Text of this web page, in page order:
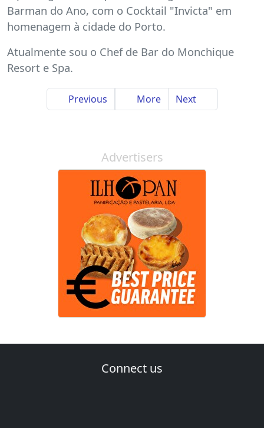
Barman do Ano, com o Cocktail "Invicta" em
homenagem à cidade do Porto.
Atualmente sou o Chef de Bar do Monchique
Resort e Spa.
Previous More Next
Advertisers
Connect us